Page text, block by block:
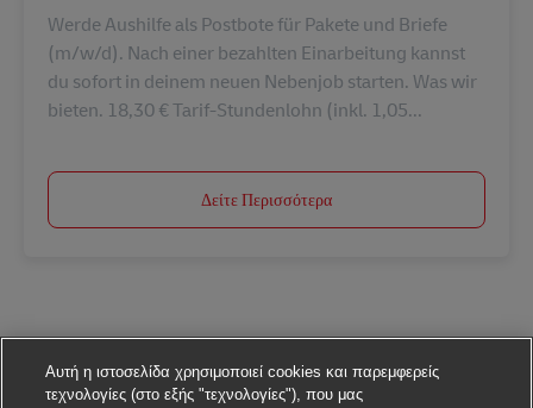
Werde Aushilfe als Postbote für Pakete und Briefe
(m/w/d). Nach einer bezahlten Einarbeitung kannst
du sofort in deinem neuen Nebenjob starten. Was wir
bieten. 18,30 € Tarif-Stundenlohn (inkl. 1,05...
Δείτε Περισσότερα
Αυτή η ιστοσελίδα χρησιμοποιεί cookies και παρεμφερείς
τεχνολογίες (στο εξής "τεχνολογίες"), που μας